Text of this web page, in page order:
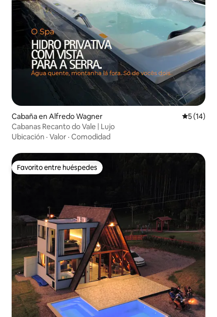
Cabaña en Alfredo Wagner
5 (14)
Cabanas Recanto do Vale | Lujo
Ubicación · Valor · Comodidad
Favorito entre huéspedes
Favorito entre huéspedes